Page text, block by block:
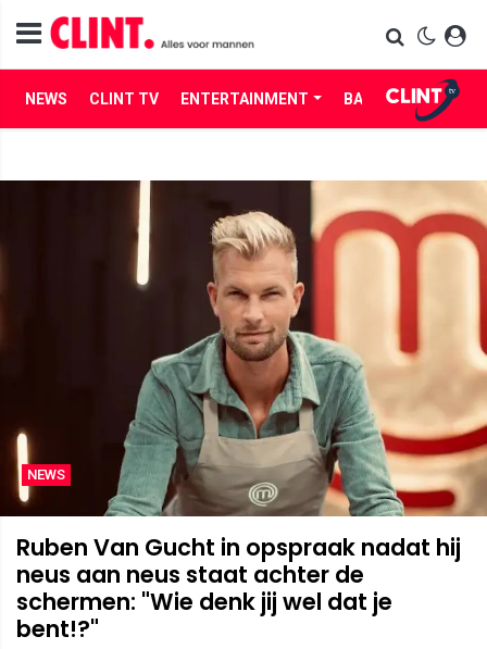
NEWS CLINT TV ENTERTAINMENT BABES LIFE
NEWS
Ruben Van Gucht in opspraak nadat hij
neus aan neus staat achter de
schermen: "Wie denk jij wel dat je
bent!?"